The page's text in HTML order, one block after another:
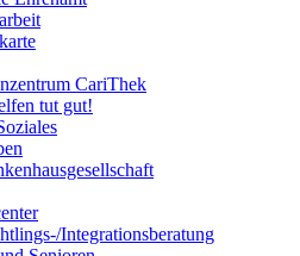
CariThek
tut gut!
Integrationsberatung